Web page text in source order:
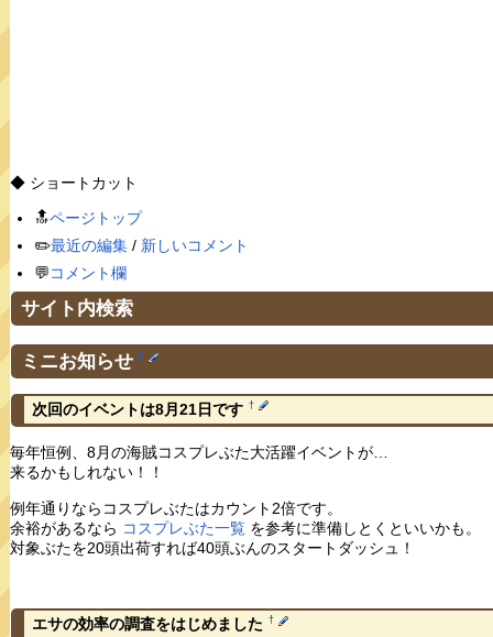
◆ ショートカット
🔝ページトップ
✏️最近の編集/ 新しいコメント
💬コメント欄
サイト内検索
ミニお知らせ †
次回のイベントは8月21日です †
毎年恒例、8月の海賊コスプレぶた大活躍イベントが…
来るかもしれない！！
例年通りならコスプレぶたはカウント2倍です。
余裕があるなら コスプレぶた一覧を参考に準備しとくといいかも。
対象ぶたを20頭出荷すれば40頭ぶんのスタートダッシュ！
エサの効率の調査をはじめました †